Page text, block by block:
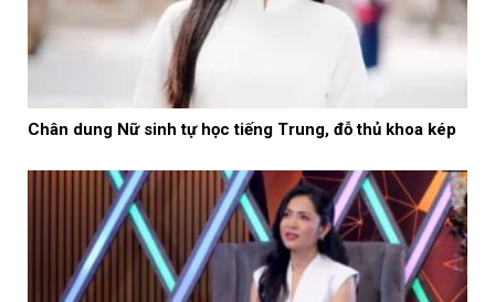
Chân dung Nữ sinh tự học tiếng Trung, đỗ thủ khoa kép